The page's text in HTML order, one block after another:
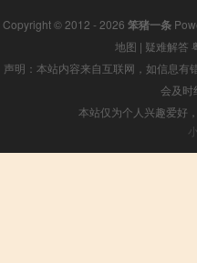
Copyright © 2012 - 2026 笨猪一条
地图 | 疑难解答
声明：本站内容来自互联网，如信息
会及时
本站仅为个人兴趣爱好